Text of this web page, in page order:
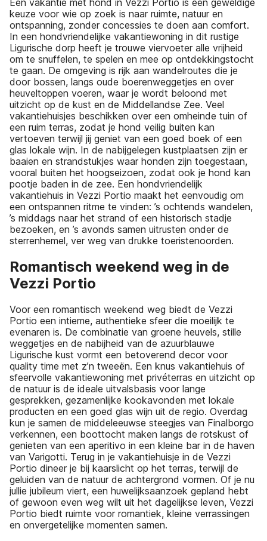
keuze voor wie op zoek is naar ruimte, natuur en
ontspanning, zonder concessies te doen aan comfort.
In een hondvriendelijke vakantiewoning in dit rustige
Ligurische dorp heeft je trouwe viervoeter alle vrijheid
om te snuffelen, te spelen en mee op ontdekkingstocht
te gaan. De omgeving is rijk aan wandelroutes die je
door bossen, langs oude boerenweggetjes en over
heuveltoppen voeren, waar je wordt beloond met
uitzicht op de kust en de Middellandse Zee. Veel
vakantiehuisjes beschikken over een omheinde tuin of
een ruim terras, zodat je hond veilig buiten kan
vertoeven terwijl jij geniet van een goed boek of een
glas lokale wijn. In de nabijgelegen kustplaatsen zijn er
baaien en strandstukjes waar honden zijn toegestaan,
vooral buiten het hoogseizoen, zodat ook je hond kan
pootje baden in de zee. Een hondvriendelijk
vakantiehuis in Vezzi Portio maakt het eenvoudig om
een ontspannen ritme te vinden: ’s ochtends wandelen,
’s middags naar het strand of een historisch stadje
bezoeken, en ’s avonds samen uitrusten onder de
sterrenhemel, ver weg van drukke toeristenoorden.
Romantisch weekend weg in de
Vezzi Portio
Voor een romantisch weekend weg biedt de Vezzi
Portio een intieme, authentieke sfeer die moeilijk te
evenaren is. De combinatie van groene heuvels, stille
weggetjes en de nabijheid van de azuurblauwe
Ligurische kust vormt een betoverend decor voor
quality time met z’n tweeën. Een knus vakantiehuis of
sfeervolle vakantiewoning met privéterras en uitzicht op
de natuur is de ideale uitvalsbasis voor lange
gesprekken, gezamenlijke kookavonden met lokale
producten en een goed glas wijn uit de regio. Overdag
kun je samen de middeleeuwse steegjes van Finalborgo
verkennen, een boottocht maken langs de rotskust of
genieten van een aperitivo in een kleine bar in de haven
van Varigotti. Terug in je vakantiehuisje in de Vezzi
Portio dineer je bij kaarslicht op het terras, terwijl de
geluiden van de natuur de achtergrond vormen. Of je nu
jullie jubileum viert, een huwelijksaanzoek gepland hebt
of gewoon even weg wilt uit het dagelijkse leven, Vezzi
Portio biedt ruimte voor romantiek, kleine verrassingen
en onvergetelijke momenten samen.